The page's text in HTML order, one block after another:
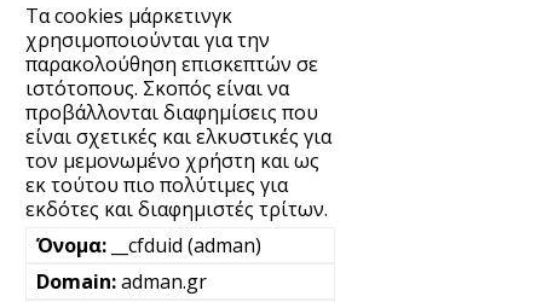
Τα cookies μάρκετινγκ
χρησιμοποιούνται για την
παρακολούθηση επισκεπτών σε
ιστότοπους. Σκοπός είναι να
προβάλλονται διαφημίσεις που
είναι σχετικές και ελκυστικές για
τον μεμονωμένο χρήστη και ως
εκ τούτου πιο πολύτιμες για
εκδότες και διαφημιστές τρίτων.
__cfduid (adman)
adman.gr